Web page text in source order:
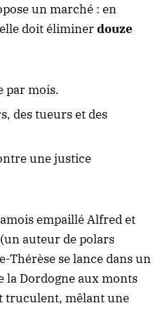
un marché : en
doit éliminerdouze
par mois.
des tueurs et des
une justice
empaillé Alfred et
auteur de polars
se lance dans un
la Dordogne aux monts
truculent, mêlant une